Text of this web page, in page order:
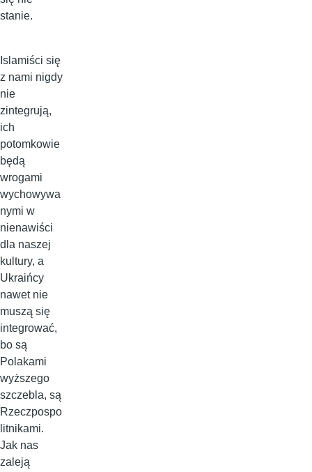
stanie.
Islamiści się
z nami nigdy
nie
zintegrują,
ich
potomkowie
będą
wrogami
wychowywa
nymi w
nienawiści
dla naszej
kultury, a
Ukraińcy
nawet nie
muszą się
integrować,
bo są
Polakami
wyższego
szczebla, są
Rzeczpospo
litnikami.
Jak nas
zaleją